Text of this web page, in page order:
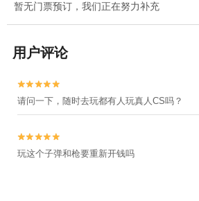
暂无门票预订，我们正在努力补充
用户评论


请问一下，随时去玩都有人玩真人CS吗？


玩这个子弹和枪要重新开钱吗